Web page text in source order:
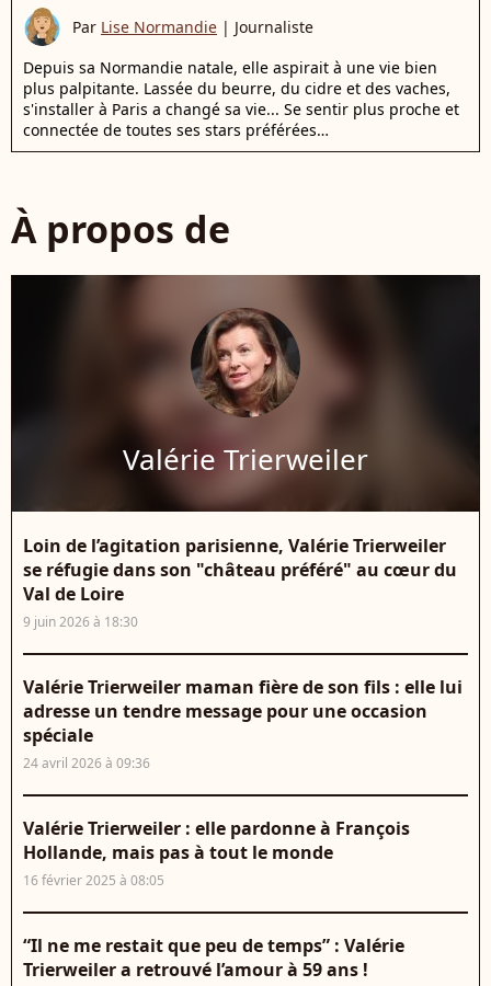
Par Lise Normandie | Journaliste
Depuis sa Normandie natale, elle aspirait à une vie bien
plus palpitante. Lassée du beurre, du cidre et des vaches,
s'installer à Paris a changé sa vie... Se sentir plus proche et
connectée de toutes ses stars préférées…
À propos de
Valérie Trierweiler
Loin de l’agitation parisienne, Valérie Trierweiler
se réfugie dans son "château préféré" au cœur du
Val de Loire
9 juin 2026 à 18:30
Valérie Trierweiler maman fière de son fils : elle lui
adresse un tendre message pour une occasion
spéciale
24 avril 2026 à 09:36
Valérie Trierweiler : elle pardonne à François
Hollande, mais pas à tout le monde
16 février 2025 à 08:05
“Il ne me restait que peu de temps” : Valérie
Trierweiler a retrouvé l’amour à 59 ans !